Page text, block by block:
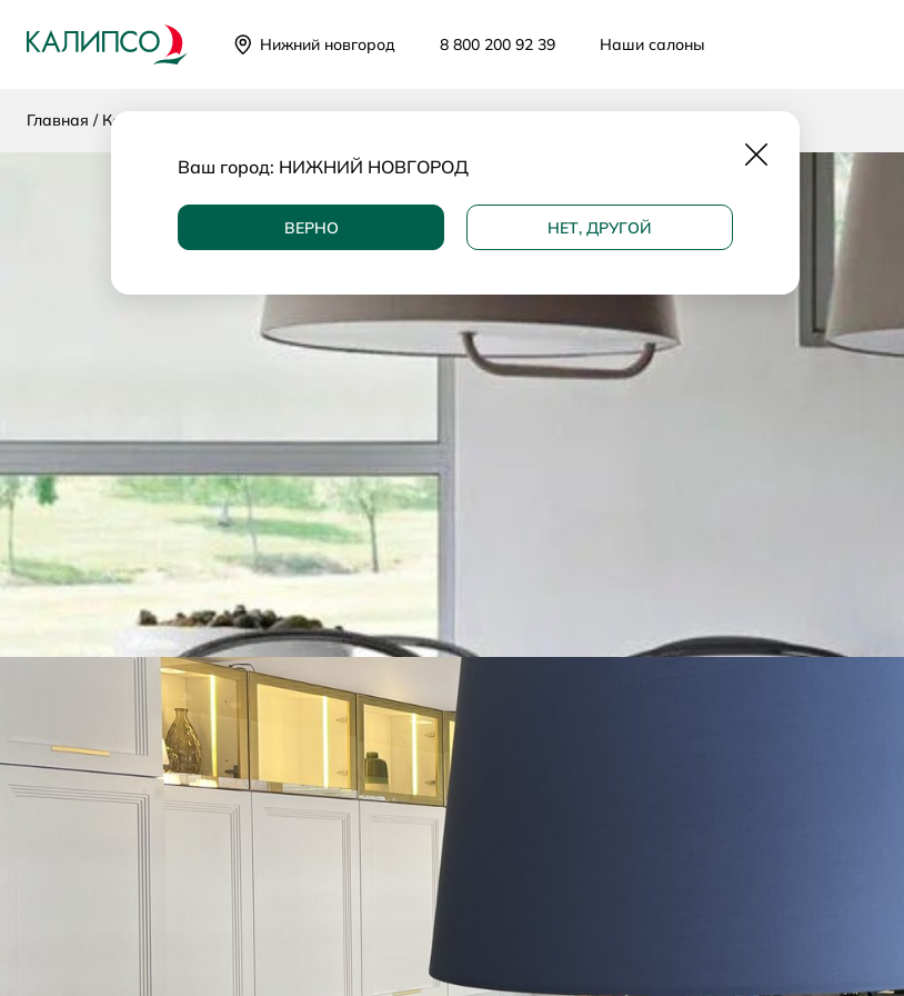
Нижний новгород 8 800 200 92 39 Наши салоны
Главная Каталог
Ваш город: НИЖНИЙ НОВГОРОД
ВЕРНО НЕТ, ДРУГОЙ
Закрыть